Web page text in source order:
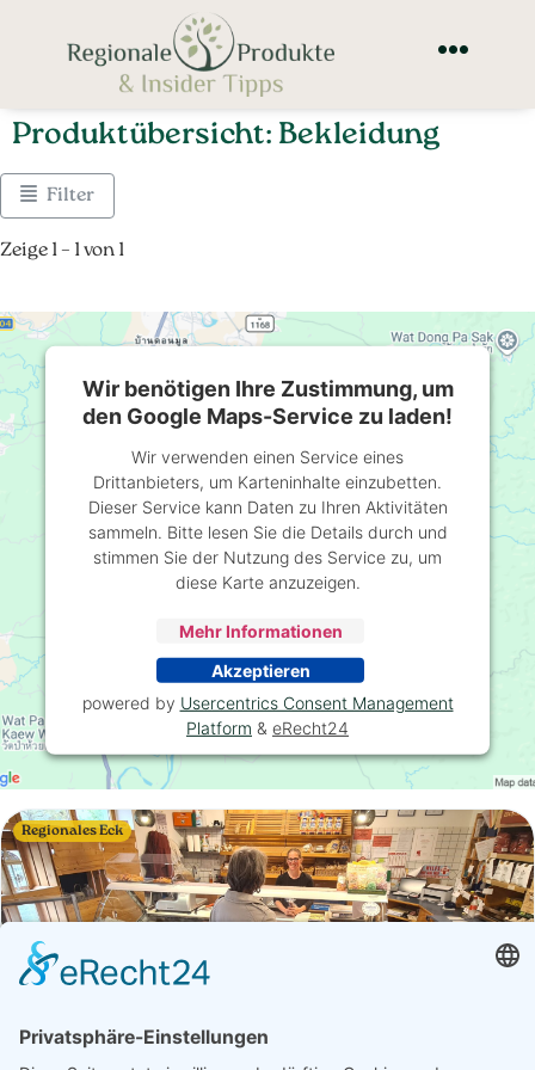
Produktübersicht: Bekleidung
Filter
Zeige 1 – 1 von 1
Regionales Eck
Wir benötigen Ihre Zustimmung, um
den Google Maps-Service zu laden!
Wir verwenden einen Service eines
Drittanbieters, um Karteninhalte einzubetten.
Dieser Service kann Daten zu Ihren Aktivitäten
sammeln. Bitte lesen Sie die Details durch und
stimmen Sie der Nutzung des Service zu, um
diese Karte anzuzeigen.
Mehr Informationen
Akzeptieren
powered by Usercentrics Consent Management
Platform & eRecht24